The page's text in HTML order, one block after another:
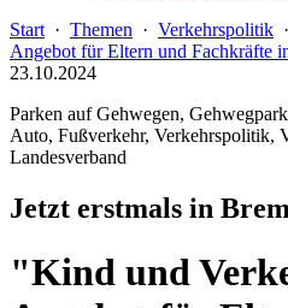
Start · Themen · Verkehrspolitik ·
Angebot für Eltern und Fachkräfte
23.10.2024
Parken auf Gehwegen,
Auto, Fußverkehr, Verkehrspolitik,
Landesverband
Jetzt erstmals in
"Kind und